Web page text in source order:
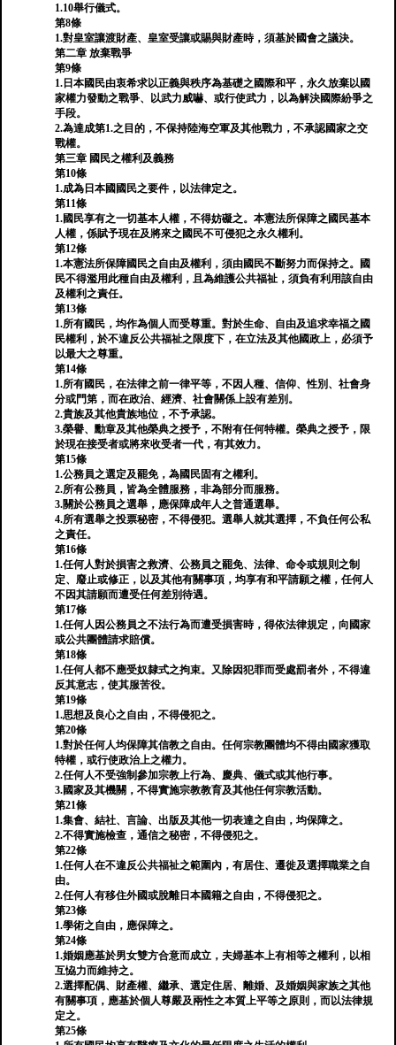
1.10舉行儀式。
第8條
1.對皇室讓渡財產、皇室受讓或賜與財產時，須基於國會之議決。
第二章 放棄戰爭
第9條
1.日本國民由衷希求以正義與秩序為基礎之國際和平，永久放棄以國
家權力發動之戰爭、以武力威嚇、或行使武力，以為解決國際紛爭之
手段。
2.為達成第1.之目的，不保持陸海空軍及其他戰力，不承認國家之交
戰權。
第三章 國民之權利及義務
第10條
1.成為日本國國民之要件，以法律定之。
第11條
1.國民享有之一切基本人權，不得妨礙之。本憲法所保障之國民基本
人權，係賦予現在及將來之國民不可侵犯之永久權利。
第12條
1.本憲法所保障國民之自由及權利，須由國民不斷努力而保持之。國
民不得濫用此種自由及權利，且為維護公共福祉，須負有利用該自由
及權利之責任。
第13條
1.所有國民，均作為個人而受尊重。對於生命、自由及追求幸福之國
民權利，於不違反公共福祉之限度下，在立法及其他國政上，必須予
以最大之尊重。
第14條
1.所有國民，在法律之前一律平等，不因人種、信仰、性別、社會身
分或門第，而在政治、經濟、社會關係上設有差別。
2.貴族及其他貴族地位，不予承認。
3.榮譽、勳章及其他榮典之授予，不附有任何特權。榮典之授予，限
於現在接受者或將來收受者一代，有其效力。
第15條
1.公務員之選定及罷免，為國民固有之權利。
2.所有公務員，皆為全體服務，非為部分而服務。
3.關於公務員之選舉，應保障成年人之普通選舉。
4.所有選舉之投票秘密，不得侵犯。選舉人就其選擇，不負任何公私
之責任。
第16條
1.任何人對於損害之救濟、公務員之罷免、法律、命令或規則之制
定、廢止或修正，以及其他有關事項，均享有和平請願之權，任何人
不因其請願而遭受任何差別待遇。
第17條
1.任何人因公務員之不法行為而遭受損害時，得依法律規定，向國家
或公共團體請求賠償。
第18條
1.任何人都不應受奴隸式之拘束。又除因犯罪而受處罰者外，不得違
反其意志，使其服苦役。
第19條
1.思想及良心之自由，不得侵犯之。
第20條
1.對於任何人均保障其信教之自由。任何宗教團體均不得由國家獲取
特權，或行使政治上之權力。
2.任何人不受強制參加宗教上行為、慶典、儀式或其他行事。
3.國家及其機關，不得實施宗教教育及其他任何宗教活動。
第21條
1.集會、結社、言論、出版及其他一切表達之自由，均保障之。
2.不得實施檢查，通信之秘密，不得侵犯之。
第22條
1.任何人在不違反公共福祉之範圍內，有居住、遷徙及選擇職業之自
由。
2.任何人有移住外國或脫離日本國籍之自由，不得侵犯之。
第23條
1.學術之自由，應保障之。
第24條
1.婚姻應基於男女雙方合意而成立，夫婦基本上有相等之權利，以相
互恊力而維持之。
2.選擇配偶、財產權、繼承、選定住居、離婚、及婚姻與家族之其他
有關事項，應基於個人尊嚴及兩性之本質上平等之原則，而以法律規
定之。
第25條